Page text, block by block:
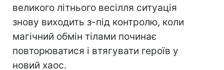
великого літнього весілля ситуація
знову виходить з-під контролю, коли
магічний обмін тілами починає
повторюватися і втягувати героїв у
новий хаос.